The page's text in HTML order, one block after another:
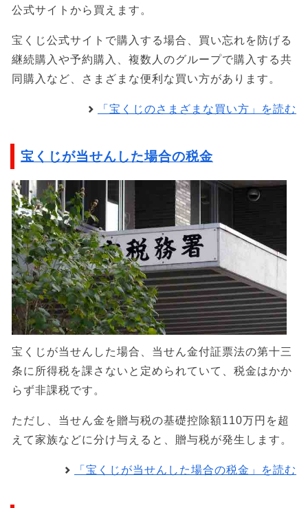
公式サイトから買えます。
宝くじ公式サイトで購入する場合、買い忘れを防げる
継続購入や予約購入、複数人のグループで購入する共
同購入など、さまざまな便利な買い方があります。
「宝くじのさまざまな買い方」を読む
宝くじが当せんした場合の税金
宝くじが当せんした場合、当せん金付証票法の第十三
条に所得税を課さないと定められていて、税金はかか
らず非課税です。
ただし、当せん金を贈与税の基礎控除額110万円を超
えて家族などに分け与えると、贈与税が発生します。
「宝くじが当せんした場合の税金」を読む